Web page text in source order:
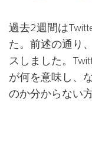
過去2週間は
た。前述の通り
スしました。
が何を意味し、
のか分からない